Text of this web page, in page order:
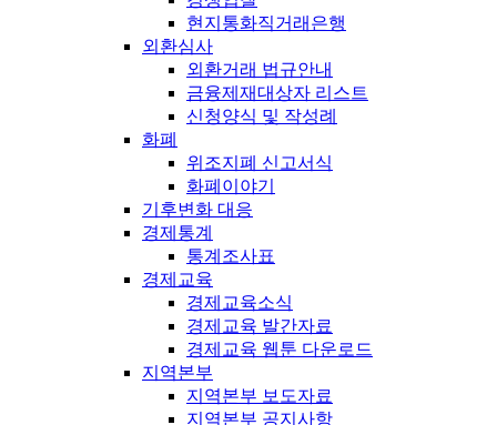
현지통화직거래은행
외환심사
외환거래 법규안내
금융제재대상자 리스트
신청양식 및 작성례
화폐
위조지폐 신고서식
화폐이야기
기후변화 대응
경제통계
통계조사표
경제교육
경제교육소식
경제교육 발간자료
경제교육 웹툰 다운로드
지역본부
지역본부 보도자료
지역본부 공지사항